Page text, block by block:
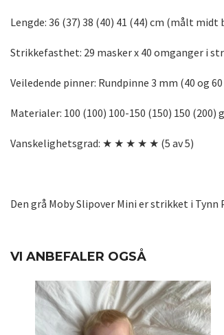
Lengde: 36 (37) 38 (40) 41 (44) cm (målt
Strikkefasthet: 29 masker x 40 omganger i
Veiledende pinner: Rundpinne 3 mm (40 og
Materialer: 100 (100) 100-150 (150) 150 (200)
Vanskelighetsgrad: ★ ★ ★ ★ ★ (5 av 5)
Den grå Moby Slipover Mini er strikket i Tynn
VI ANBEFALER OGSÅ